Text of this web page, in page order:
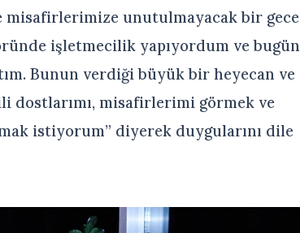
misafirlerimize unutulmayacak bir gece
işletmecilik yapıyordum ve bugün
Bunun verdiği büyük bir heyecan ve
dostlarımı, misafirlerimi görmek ve
istiyorum” diyerek duygularını dile